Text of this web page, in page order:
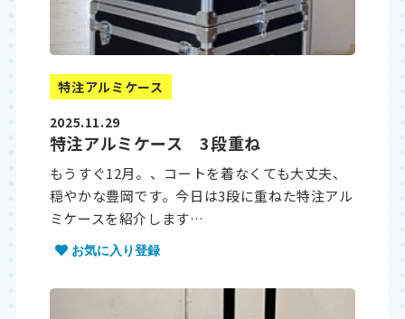
特注アルミケース
2025.11.29
特注アルミケース 3段重ね
もうすぐ12月。、コートを着なくても大丈夫、
穏やかな豊岡です。今日は3段に重ねた特注アル
ミケースを紹介します…
お気に入り登録